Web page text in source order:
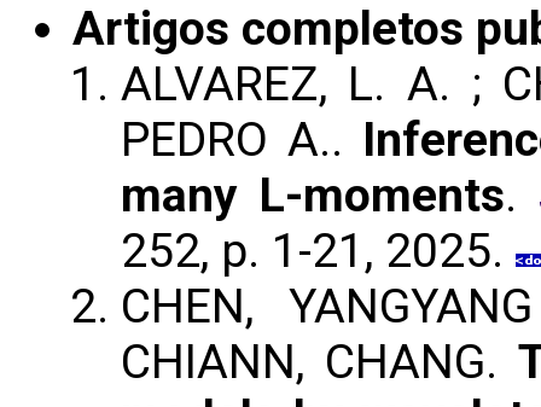
Artigos completos
ALVAREZ, L. A. ;
PEDRO A..
many L-moments.
252, p. 1-21, 2025.
CHEN,
CHIANN, CHANG.